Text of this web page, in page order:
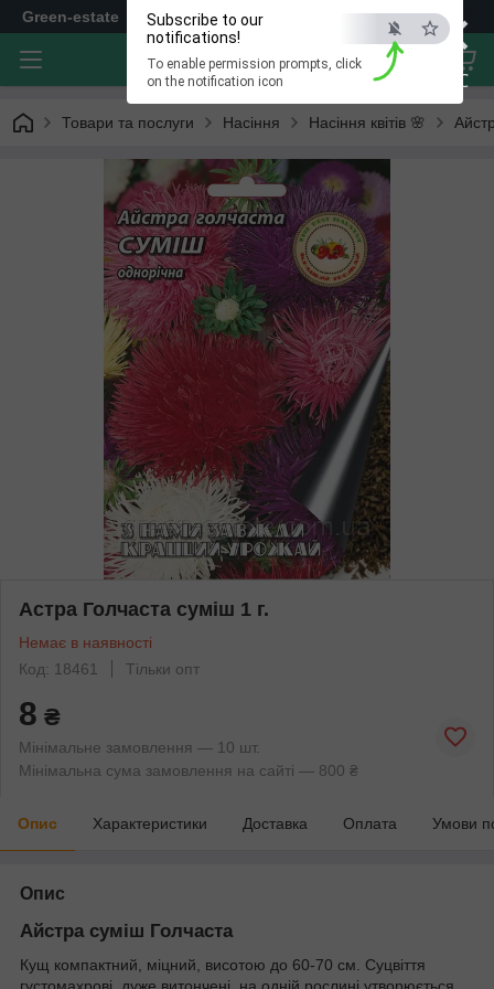
×
ESC
Subscribe to our
notifications!
To enable permission prompts, click
on the notification icon
Green-estate
Товари та послуги Насіння Насіння квітів 🌸
Астра Голчаста суміш 1 г.
Немає в наявності
Код: 18461
Тільки опт
8 ₴
Мінімальне замовлення — 10 шт.
Мінімальна сума замовлення на сайті — 800 ₴
Опис Характеристики Доставка Оплата Умови
Опис
Айстра суміш Голчаста
Кущ компактний, міцний, висотою до 60-70 см. Суцвіття
густомахрові, дуже витончені, на одній рослині утворюється